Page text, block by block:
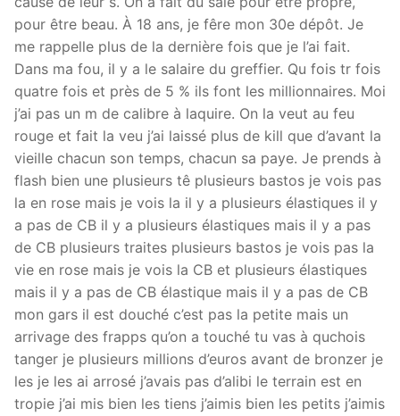
pour être beau. À 18 ans, je fêre mon 30e dépôt. Je
me rappelle plus de la dernière fois que je l’ai fait.
Dans ma fou, il y a le salaire du greffier. Qu fois tr fois
quatre fois et près de 5 % ils font les millionnaires. Moi
j’ai pas un m de calibre à laquire. On la veut au feu
rouge et fait la veu j’ai laissé plus de kill que d’avant la
vieille chacun son temps, chacun sa paye. Je prends à
flash bien une plusieurs tê plusieurs bastos je vois pas
la en rose mais je vois la il y a plusieurs élastiques il y
a pas de CB il y a plusieurs élastiques mais il y a pas
de CB plusieurs traites plusieurs bastos je vois pas la
vie en rose mais je vois la CB et plusieurs élastiques
mais il y a pas de CB élastique mais il y a pas de CB
mon gars il est douché c’est pas la petite mais un
arrivage des frapps qu’on a touché tu vas à quchois
tanger je plusieurs millions d’euros avant de bronzer je
les je les ai arrosé j’avais pas d’alibi le terrain est en
tropie j’ai mis bien les tiens j’aimis bien les petits j’aimis